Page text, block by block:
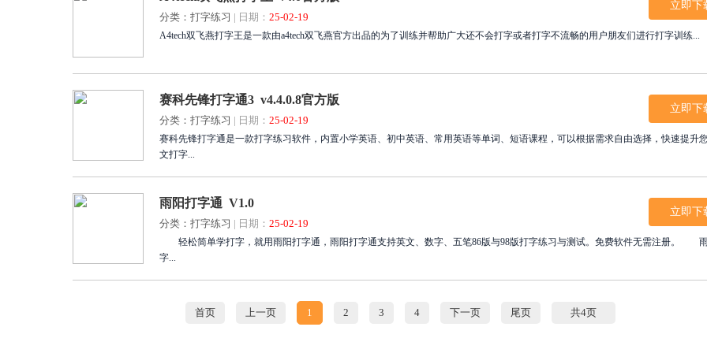
分类：打字练习 | 日期： 25-02-19
A4tech双飞燕打字王是一款由a4tech双飞燕官方出品的为了训练并帮助广大还不会打字或者打字不流畅的用户朋友们进行打字训练...
立即下
赛科先锋打字通3 v4.4.0.8官方版
分类：打字练习 | 日期： 25-02-19
赛科先锋打字通是一款打字练习软件，内置小学英语、初中英语、常用英语等单词、短语课程，可以根据需求自由选择，快速提升
文打字...
立即下
雨阳打字通 V1.0
分类：打字练习 | 日期： 25-02-19
轻松简单学打字，就用雨阳打字通，雨阳打字通支持英文、数字、五笔86版与98版打字练习与测试。免费软件无需注册。
字...
立即下
首页 上一页 1 2 3 4 下一页 尾页 共4页